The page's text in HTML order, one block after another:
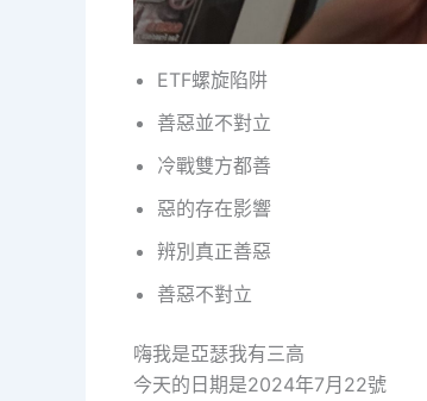
ETF螺旋陷阱
善惡並不對立
冷戰雙方都善
惡的存在影響
辨別真正善惡
善惡不對立
嗨我是亞瑟我有三高
今天的日期是2024年7月22號